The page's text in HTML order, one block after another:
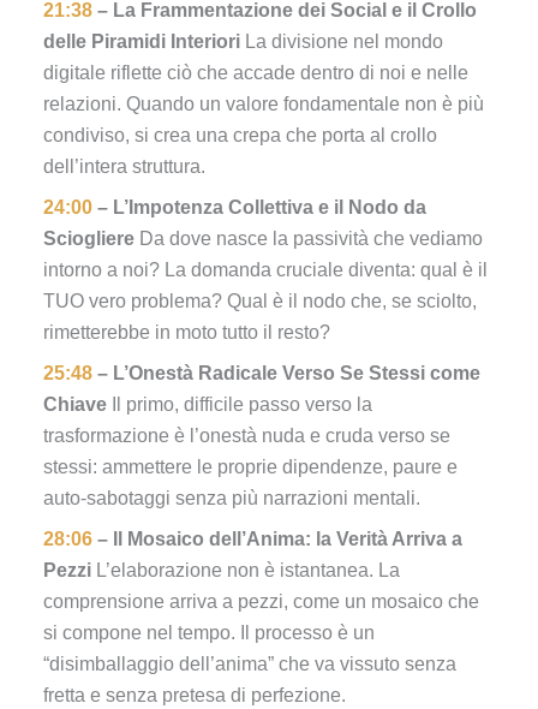
21:38 – La Frammentazione dei Social e il Crollo
delle Piramidi Interiori La divisione nel mondo
digitale riflette ciò che accade dentro di noi e nelle
relazioni. Quando un valore fondamentale non è più
condiviso, si crea una crepa che porta al crollo
dell’intera struttura.
24:00 – L’Impotenza Collettiva e il Nodo da
Sciogliere Da dove nasce la passività che vediamo
intorno a noi? La domanda cruciale diventa: qual è il
TUO vero problema? Qual è il nodo che, se sciolto,
rimetterebbe in moto tutto il resto?
25:48 – L’Onestà Radicale Verso Se Stessi come
Chiave Il primo, difficile passo verso la
trasformazione è l’onestà nuda e cruda verso se
stessi: ammettere le proprie dipendenze, paure e
auto-sabotaggi senza più narrazioni mentali.
28:06 – Il Mosaico dell’Anima: la Verità Arriva a
Pezzi L’elaborazione non è istantanea. La
comprensione arriva a pezzi, come un mosaico che
si compone nel tempo. Il processo è un
“disimballaggio dell’anima” che va vissuto senza
fretta e senza pretesa di perfezione.